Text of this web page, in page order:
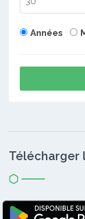
Années
Télécharger